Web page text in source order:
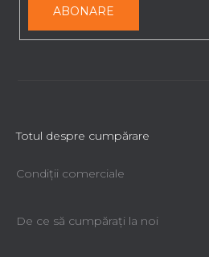
ABONARE
Totul despre cumpărare
Condiții comerciale
De ce să cumpăraţi la noi